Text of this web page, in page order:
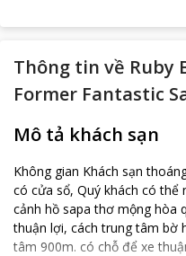
Thông tin về Ruby
Former Fantastic
Mô tả khách sạn
Không gian Khách sạn
có cửa sổ, Quý khách có thể
cảnh hồ sapa thơ mộng hòa
thuận lợi, cách trung tâm bờ
tâm 900m. có chỗ để xe